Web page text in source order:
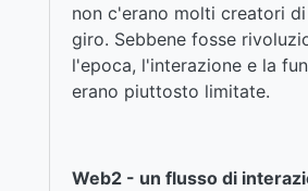
non c'erano molti creatori
giro. Sebbene fosse
l'epoca, l'interazione e la
erano piuttosto limitate.
Web2 - un flusso di